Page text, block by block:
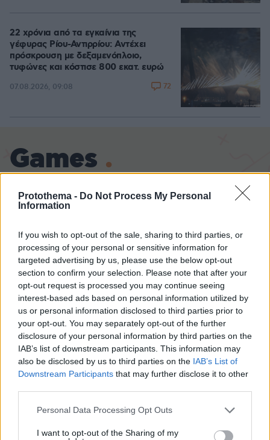
Protothema - Do Not Process My Personal
Information
If you wish to opt-out of the sale, sharing to third parties, or
processing of your personal or sensitive information for
targeted advertising by us, please use the below opt-out
section to confirm your selection. Please note that after your
opt-out request is processed you may continue seeing
interest-based ads based on personal information utilized by
us or personal information disclosed to third parties prior to
your opt-out. You may separately opt-out of the further
disclosure of your personal information by third parties on the
IAB’s list of downstream participants. This information may
also be disclosed by us to third parties on the IAB’s List of
Downstream Participants that may further disclose it to other
Please note that this website/app uses one or more Google
not limited to your visit or usage behaviour. You may click to
Personal Data Processing Opt Outs
I want to opt-out of the Sharing of my
22 χρόνια από τα εγκαίνια της
γέφυρας Ρίου-Αντιρρίου: Αντέχει
πρόσκρουση με δεξαμενόπλοιο,
τυφώνες και κόστισε 800 εκατ. ευρώ
07.08.2026, 09:08 72
Games
Cut The Rope Northern Heights Candy
ΔΕΙΤΕ ΟΛΑ ΤΑ GAMES
Best of Network